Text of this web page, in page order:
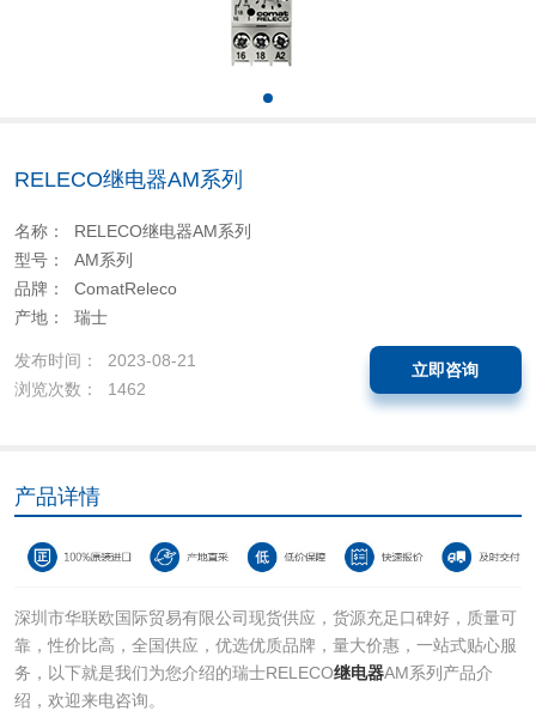
RELECO继电器AM系列
名称： RELECO继电器AM系列
型号： AM系列
品牌： ComatReleco
产地： 瑞士
发布时间： 2023-08-21
浏览次数： 1462
立即咨询
产品详情
深圳市华联欧国际贸易有限公司现货供应，货源充足口碑好，质量可
靠，性价比高，全国供应，优选优质品牌，量大价惠，一站式贴心服
务，以下就是我们为您介绍的瑞士RELECO继电器AM系列产品介
绍，欢迎来电咨询。